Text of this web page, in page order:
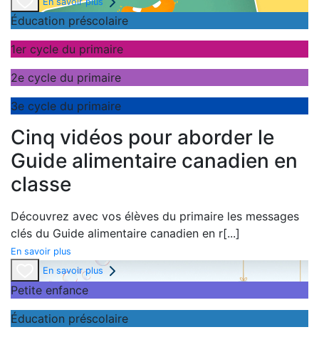
Éducation préscolaire
1er cycle du primaire
2e cycle du primaire
3e cycle du primaire
Cinq vidéos pour aborder le
Guide alimentaire canadien en
classe
Découvrez avec vos élèves du primaire les messages
clés du Guide alimentaire canadien en r[...]
En savoir plus
En savoir plus
Petite enfance
Éducation préscolaire